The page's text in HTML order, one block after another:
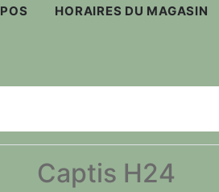
HORAIRES DU MAGASIN
Captis H24